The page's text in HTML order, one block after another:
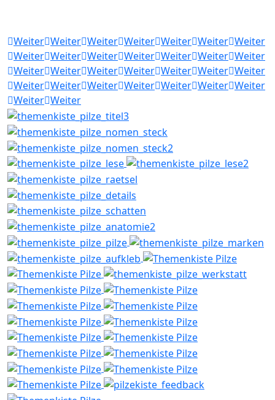
Weiter Weiter Weiter Weiter Weiter Weiter Weiter
Weiter Weiter Weiter Weiter Weiter Weiter Weiter
Weiter Weiter Weiter Weiter Weiter Weiter Weiter
Weiter Weiter Weiter Weiter Weiter Weiter Weiter
Weiter Weiter